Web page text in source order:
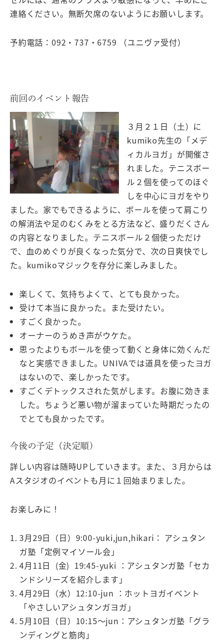
連絡ください。無断欠席のないようにお願いします。
予約電話：092・737・6759 （ユニヴァ受付）
前回のイベント報告
３月２１日（土）に
kumiko先生の「メデ
ィカルヨガ」が開催さ
れました。テニスボー
ル２個を使ってのほぐ
しを中心にヨガをやり
ました。家でもできるように、ボールを使って肩こり
の解消法や足のむくみをとる方法など、盛りだくさん
の内容となりました。テニスボール２個使っただけ
で、血のめぐりが良くなった気分で、次の日爽快でし
た。kumikoマジックを存分に楽しみました。
楽しくて、気持ちよくて、とても良かった。
受けて本当に良かった。また受けたい。
すごく良かった。
オーナーのうめき声がウケた。
思ったよりもボールを使って動くと身体に効くんだ
なと実感できました。UNIVAでは道具を使ったヨガ
はないので、楽しかったです。
すごくデトックスされた気がします。お腹に効きま
した。ちょうど悪い物が溜まっていた時期だったの
でとても良かったです。
今後の予定（決定順）
詳しい内容は随時UPしていきます。また、３月からは
Aスタジオのイベントも月に１回始まりました。
お楽しみに！
3月29日（日）9:00-yuki,jun,hikari： アシュタン
ガ塾「定例マイソール会」
4月11日 (金) 19:45-yuki ：アシュタンガ塾「セカ
ンドシリーズを紹介します」
4月29日（水）12:10-jun ：ホットヨガイベント
「やさしいアシュタンガヨガ」
5月10日（日）10:15〜jun：アシュタンガ塾「グラ
ンディングと筋肉 」